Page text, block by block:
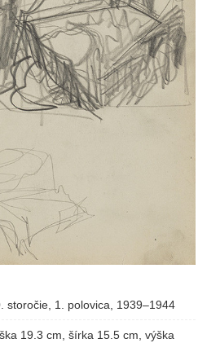
storočie, 1. polovica, 1939–1944
19.3 cm, šírka 15.5 cm, výška